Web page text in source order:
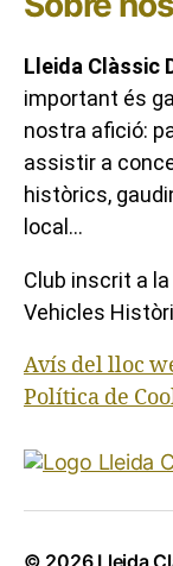
Lleida Clàssic
important és
nostra afició:
assistir a
històrics,
local…
Club inscrit a la
Vehicles
Avís del lloc
Política de
© 2026 Lleida